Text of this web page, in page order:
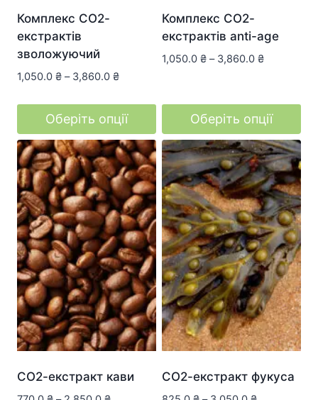
Комплекс СО2-
екстрактів
зволожуючий
1,050.0 ₴ – 3,860.0 ₴
Оберіть опції
Цей
товар
має
кілька
варіантів.
Параметри
можна
вибрати
на
сторінці
товару
Комплекс СО2-
екстрактів anti-age
1,050.0 ₴ – 3,860.0 ₴
Оберіть опції
Цей
товар
має
кілька
варіантів.
Параметри
можна
вибрати
на
сторінці
товару
СО2-екстракт кави СО2-екстракт фукуса